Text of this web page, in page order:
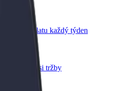
výplatu každý týden
a zvyšte si tržby